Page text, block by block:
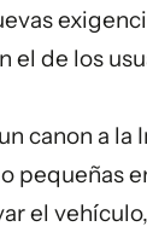
el de los
canon a la
pequeñas
el